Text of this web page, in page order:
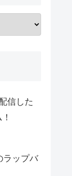
信した
ラップバ